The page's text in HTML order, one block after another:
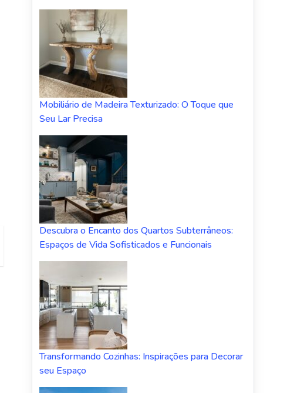
Mobiliário de Madeira Texturizado: O Toque que
Seu Lar Precisa
Descubra o Encanto dos Quartos Subterrâneos:
Espaços de Vida Sofisticados e Funcionais
Transformando Cozinhas: Inspirações para Decorar
seu Espaço